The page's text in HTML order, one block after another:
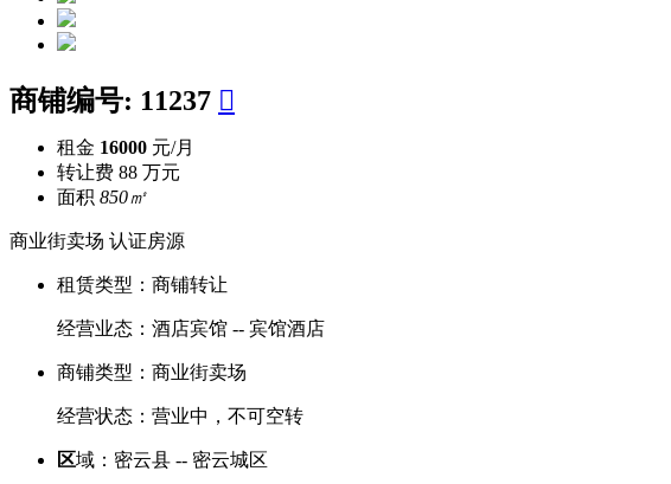
商铺编号: 11237 
租金 16000 元/月
转让费 88 万元
面积 850㎡
商业街卖场 认证房源
租赁类型： 商铺转让
经营业态： 酒店宾馆 -- 宾馆酒店
商铺类型： 商业街卖场
经营状态： 营业中，不可空转
区域： 密云县 -- 密云城区